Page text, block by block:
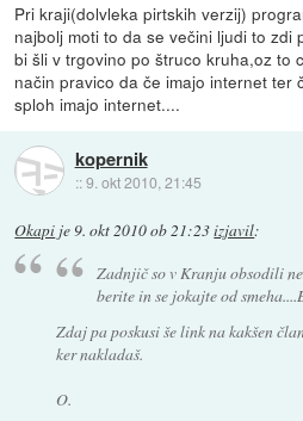
Pri kraji(dolvleka pirtskih verzij)
najbolj moti to da se večini ljudi to zdi
bi šli v trgovino po štruco kruha,oz to
način pravico da če imajo internet ter
sploh imajo internet....
kopernik
::9. okt 2010, 21:45
Okapi je 9. okt 2010 ob 21:23izjavil:
Zadnjič so v Kranju obsodili
berite in se jokajte od
Zdaj pa poskusi še link na kakšen
ker nakladaš.
O.